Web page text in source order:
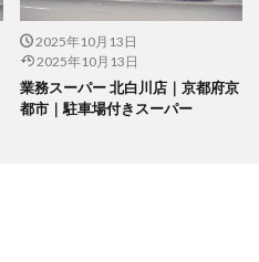
2025年10月13日
2025年10月13日
業務スーパー 北白川店｜京都府京
都市｜駐車場付きスーパー